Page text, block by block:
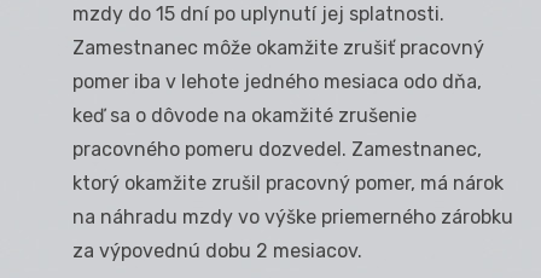
mzdy do 15 dní po uplynutí jej splatnosti.
Zamestnanec môže okamžite zrušiť pracovný
pomer iba v lehote jedného mesiaca odo dňa,
keď sa o dôvode na okamžité zrušenie
pracovného pomeru dozvedel. Zamestnanec,
ktorý okamžite zrušil pracovný pomer, má nárok
na náhradu mzdy vo výške priemerného zárobku
za výpovednú dobu 2 mesiacov.